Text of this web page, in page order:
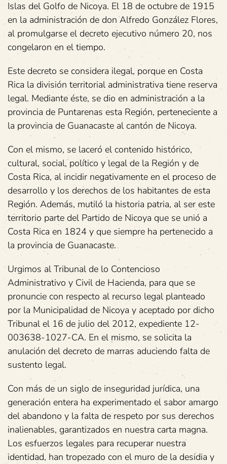
Islas del Golfo de Nicoya. El 18 de octubre de 1915
en la administración de don Alfredo González Flores,
al promulgarse el decreto ejecutivo número 20, nos
congelaron en el tiempo.
Este decreto se considera ilegal, porque en Costa
Rica la división territorial administrativa tiene reserva
legal. Mediante éste, se dio en administración a la
provincia de Puntarenas esta Región, perteneciente a
la provincia de Guanacaste al cantón de Nicoya.
Con el mismo, se laceró el contenido histórico,
cultural, social, político y legal de la Región y de
Costa Rica, al incidir negativamente en el proceso de
desarrollo y los derechos de los habitantes de esta
Región. Además, mutiló la historia patria, al ser este
territorio parte del Partido de Nicoya que se unió a
Costa Rica en 1824 y que siempre ha pertenecido a
la provincia de Guanacaste.
Urgimos al Tribunal de lo Contencioso
Administrativo y Civil de Hacienda, para que se
pronuncie con respecto al recurso legal planteado
por la Municipalidad de Nicoya y aceptado por dicho
Tribunal el 16 de julio del 2012, expediente 12-
003638-1027-CA. En el mismo, se solicita la
anulación del decreto de marras aduciendo falta de
sustento legal.
Con más de un siglo de inseguridad jurídica, una
generación entera ha experimentado el sabor amargo
del abandono y la falta de respeto por sus derechos
inalienables, garantizados en nuestra carta magna.
Los esfuerzos legales para recuperar nuestra
identidad, han tropezado con el muro de la desidia y